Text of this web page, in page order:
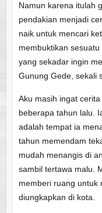
Namun karena itulah
pendakian menjadi
naik untuk mencari
membuktikan
yang sekadar ingin
Gunung Gede, sekali
Aku masih ingat
beberapa tahun lalu.
adalah tempat ia
tahun memendam
mudah menangis di
sambil tertawa malu.
memberi ruang untuk
diungkapkan di kota.